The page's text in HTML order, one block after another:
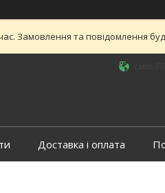
Замовлення та повідомлення
Доставка і оплата